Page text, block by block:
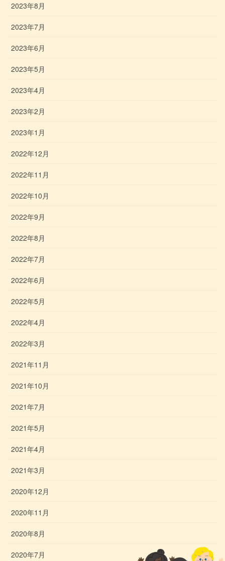
2023年8月
2023年7月
2023年6月
2023年5月
2023年4月
2023年2月
2023年1月
2022年12月
2022年11月
2022年10月
2022年9月
2022年8月
2022年7月
2022年6月
2022年5月
2022年4月
2022年3月
2021年11月
2021年10月
2021年7月
2021年5月
2021年4月
2021年3月
2020年12月
2020年11月
2020年8月
2020年7月